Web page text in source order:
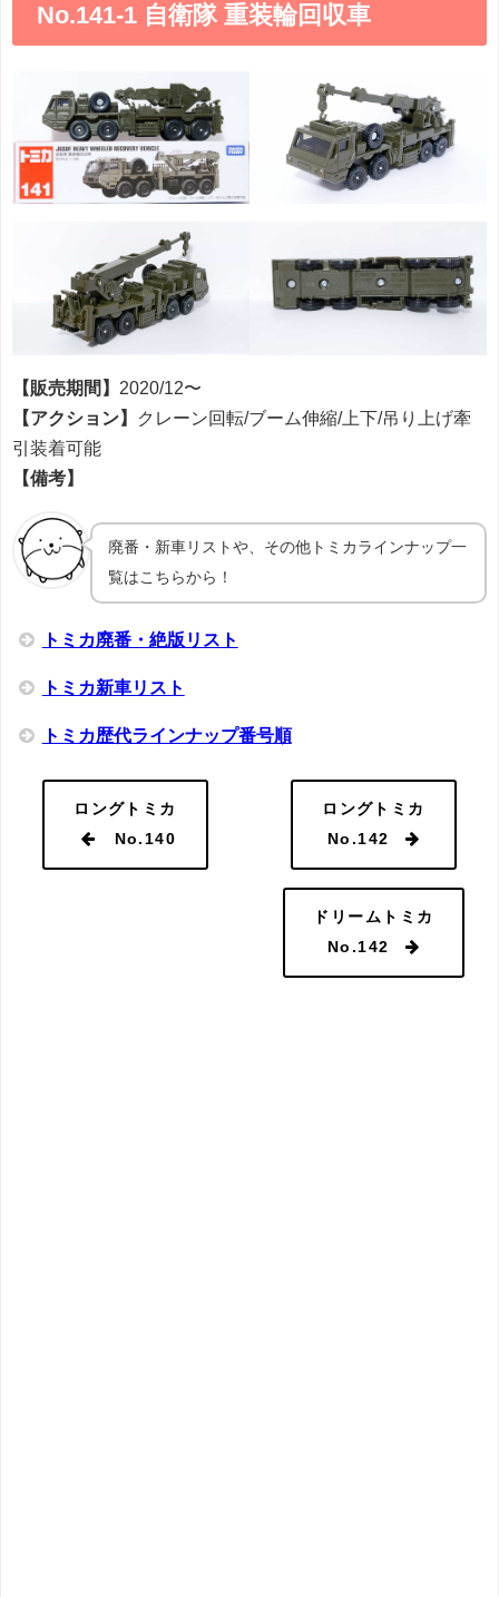
No.141-1 自衛隊 重装輪回収車
【販売期間】 2020/12〜
【アクション】
クレーン回転/ブーム伸縮/上下/吊り上げ牽
引装着可能
【備考】
廃番・新車リストや、その他トミカラインナップ一
覧はこちらから！
トミカ廃番・絶版リスト
トミカ新車リスト
トミカ歴代ラインナップ番号順
ロングトミカ
No.140
ロングトミカ
No.142
ドリームトミカ
No.142